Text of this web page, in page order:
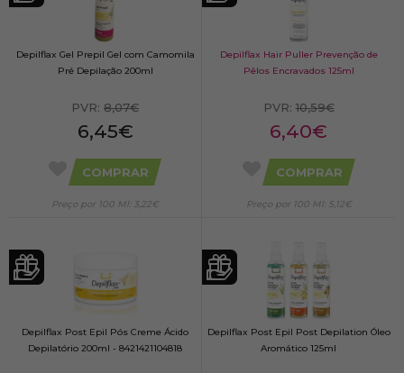
Depilflax Gel Prepil Gel com Camomila
Pré Depilação 200ml
PVR: 8,07€
6,45€
COMPRAR
Preço por 100 Ml: 3,22€
Depilflax Hair Puller Prevenção de
Pêlos Encravados 125ml
PVR:10,59€
6,40€
COMPRAR
Preço por 100 Ml: 5,12€
Depilflax Post Epil Pós Creme Ácido
Depilatório 200ml - 8421421104818
Depilflax Post Epil Post Depilation Óleo
Aromático 125ml